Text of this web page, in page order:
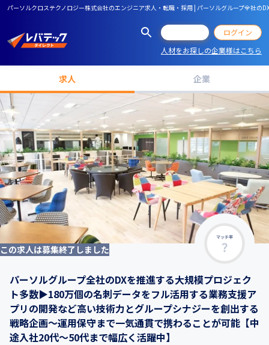
パーソルクロステクノロジー株式会社のエンジニア求人・転職・採用 | パーソルグループ全社
ログイン
人材をお探しの企業様はこちら
求人 企業
マッチ率
この求人は募集終了しました
パーソルグループ全社のDXを推進する大規模プロジェク
ト多数▶180万個の名刺データをフル活用する業務支援ア
プリの開発など高い技術力とグループシナジーを創出する
戦略企画～運用保守まで一気通貫で携わることが可能【中
途入社20代～50代まで幅広く活躍中】